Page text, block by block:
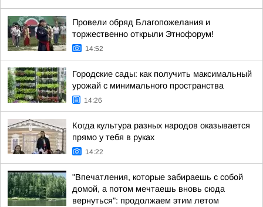
Провели обряд Благопожелания и
торжественно открыли Этнофорум!
14:52
Городские сады: как получить максимальный
урожай с минимального пространства
14:26
Когда культура разных народов оказывается
прямо у тебя в руках
14:22
"Впечатления, которые забираешь с собой
домой, а потом мечтаешь вновь сюда
вернуться": продолжаем этим летом